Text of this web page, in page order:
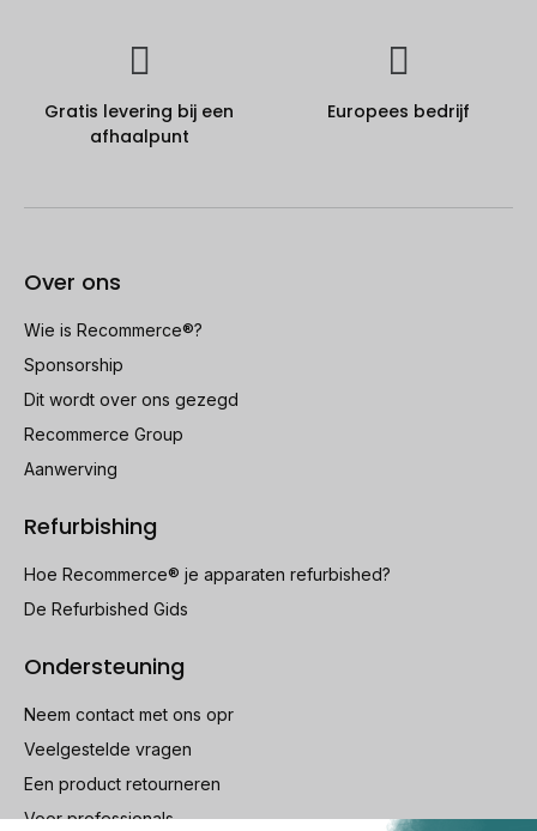
Gratis levering bij een
afhaalpunt
Europees bedrijf
Over ons
Wie is Recommerce®?
Sponsorship
Dit wordt over ons gezegd
Recommerce Group
Aanwerving
Refurbishing
Hoe Recommerce® je apparaten refurbished?
De Refurbished Gids
Ondersteuning
Neem contact met ons opr
Veelgestelde vragen
Een product retourneren
Voor professionals